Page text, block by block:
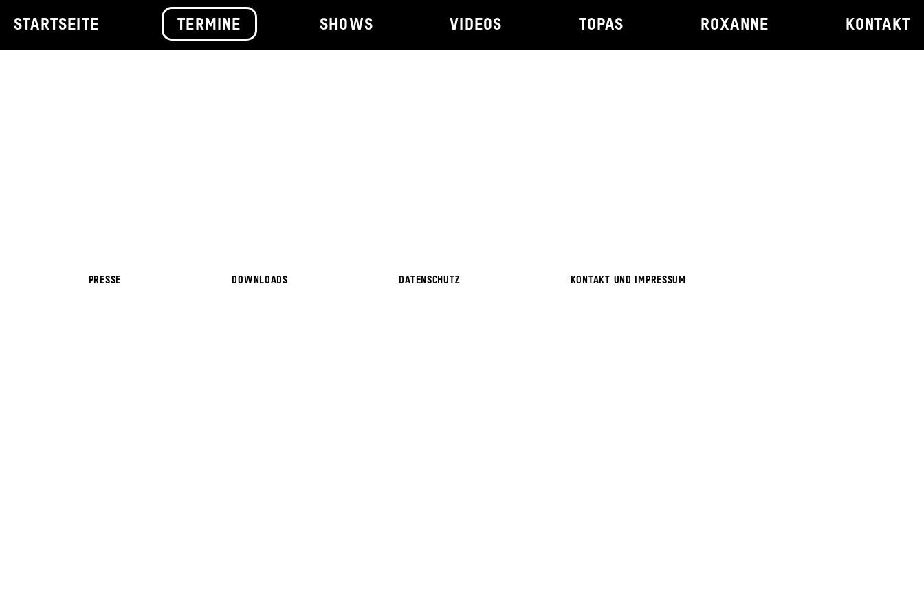
STARTSEITE TERMINE SHOWS VIDEOS TOPAS ROXANNE KONTAKT
PRESSE DOWNLOADS DATENSCHUTZ KONTAKT UND IMPRESSUM